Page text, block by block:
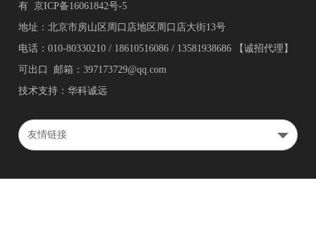
有京ICP备16061842号-5
地址：北京市房山区周口店地区周口店大街13号
电话：010-80330210 / 18610516086 / 13581938686 【诚招代理】
可出口 邮箱：397173729@qq.com
技术支持：华科诚远
友情链接